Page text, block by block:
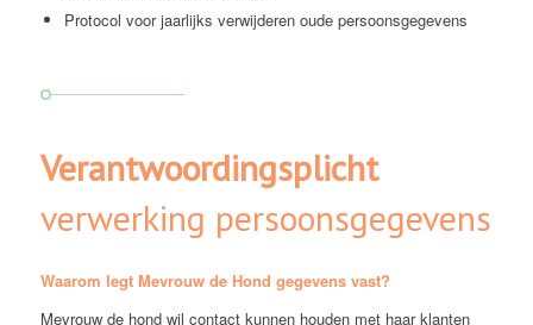
Protocol voor jaarlijks verwijderen oude persoonsgegevens
Verantwoordingsplicht
verwerking persoonsgegevens
Waarom legt Mevrouw de Hond gegevens vast?
Mevrouw de hond wil contact kunnen houden met haar klanten